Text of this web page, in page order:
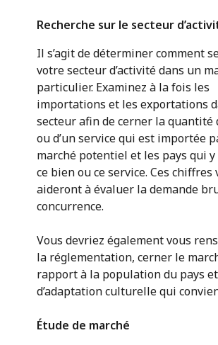
Recherche sur le secteur
Il s’agit de déterminer comment
votre secteur d’activité dans un
particulier. Examinez à la fois les
importations et les exportations
secteur afin de cerner la quantité
ou d’un service qui est importée
marché potentiel et les pays qui
ce bien ou ce service. Ces chiffres
aideront à évaluer la demande
concurrence.
Vous devriez également vous
la réglementation, cerner le
rapport à la population du pays
d’adaptation culturelle qui
Étude de marché